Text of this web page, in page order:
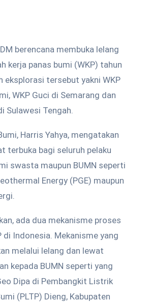
berencana membuka lelang
kerja panas bumi (WKP) tahun
eksplorasi tersebut yakni WKP
WKP Guci di Semarang dan
Sulawesi Tengah.
Harris Yahya, mengatakan
terbuka bagi seluruh pelaku
swasta maupun BUMN seperti
Energy (PGE) maupun
ada dua mekanisme proses
di Indonesia. Mekanisme yang
melalui lelang dan lewat
kepada BUMN seperti yang
Dipa di Pembangkit Listrik
(PLTP) Dieng, Kabupaten